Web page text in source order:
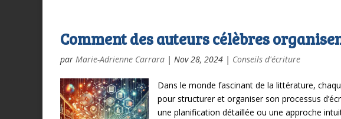
Comment des auteurs célèbres
par Marie-Adrienne Carrara | Nov 28, 2024 | Conseils d'écriture
Dans le monde fascinant de la littérature,
pour structurer et organiser son processus
une planification détaillée ou une approche